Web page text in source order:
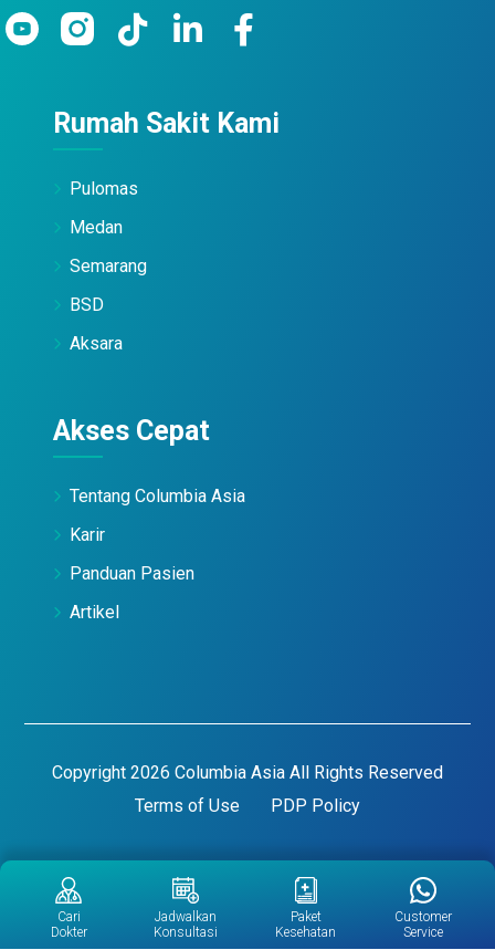
Rumah Sakit Kami
Pulomas
Medan
Semarang
BSD
Aksara
Akses Cepat
Tentang Columbia Asia
Karir
Panduan Pasien
Artikel
Copyright 2026 Columbia Asia All Rights Reserved
Terms of Use
PDP Policy
Cari
Dokter
Jadwalkan
Konsultasi
Paket
Kesehatan
Customer
Service